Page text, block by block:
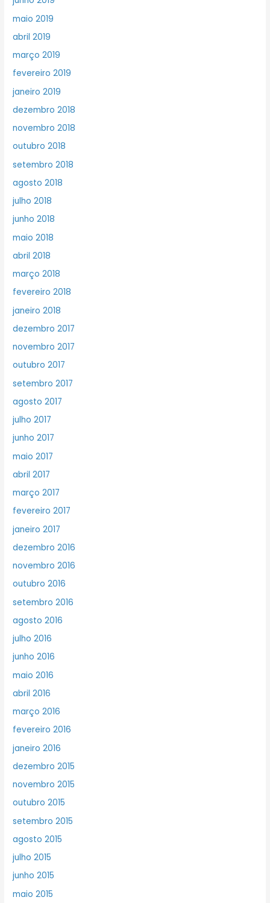
maio 2019
abril 2019
março 2019
fevereiro 2019
janeiro 2019
dezembro 2018
novembro 2018
outubro 2018
setembro 2018
agosto 2018
julho 2018
junho 2018
maio 2018
abril 2018
março 2018
fevereiro 2018
janeiro 2018
dezembro 2017
novembro 2017
outubro 2017
setembro 2017
agosto 2017
julho 2017
junho 2017
maio 2017
abril 2017
março 2017
fevereiro 2017
janeiro 2017
dezembro 2016
novembro 2016
outubro 2016
setembro 2016
agosto 2016
julho 2016
junho 2016
maio 2016
abril 2016
março 2016
fevereiro 2016
janeiro 2016
dezembro 2015
novembro 2015
outubro 2015
setembro 2015
agosto 2015
julho 2015
junho 2015
maio 2015